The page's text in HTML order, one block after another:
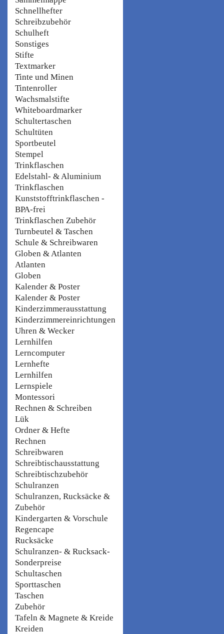
Schnellhefter
Schreibzubehör
Schulheft
Sonstiges
Stifte
Textmarker
Tinte und Minen
Tintenroller
Wachsmalstifte
Whiteboardmarker
Schultertaschen
Schultüten
Sportbeutel
Stempel
Trinkflaschen
Edelstahl- & Aluminium
Trinkflaschen
Kunststofftrinkflaschen -
BPA-frei
Trinkflaschen Zubehör
Turnbeutel & Taschen
Schule & Schreibwaren
Globen & Atlanten
Atlanten
Globen
Kalender & Poster
Kalender & Poster
Kinderzimmerausstattung
Kinderzimmereinrichtungen
Uhren & Wecker
Lernhilfen
Lerncomputer
Lernhefte
Lernhilfen
Lernspiele
Montessori
Rechnen & Schreiben
Lük
Ordner & Hefte
Rechnen
Schreibwaren
Schreibtischausstattung
Schreibtischzubehör
Schulranzen
Schulranzen, Rucksäcke &
Zubehör
Kindergarten & Vorschule
Regencape
Rucksäcke
Schulranzen- & Rucksack-
Sonderpreise
Schultaschen
Sporttaschen
Taschen
Zubehör
Tafeln & Magnete & Kreide
Kreiden